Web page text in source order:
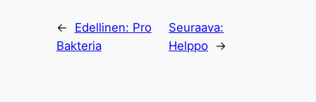
← Edellinen: Pro
Bakteria
Seuraava:
Helppo →